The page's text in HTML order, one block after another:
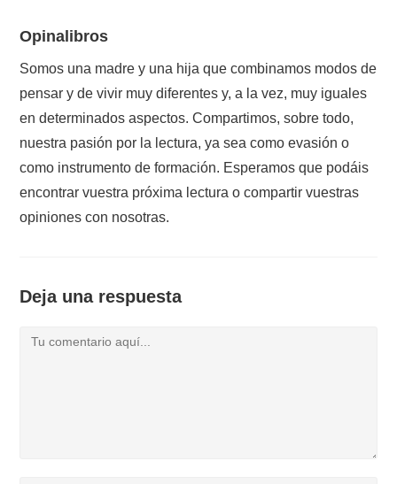
Opinalibros
Somos una madre y una hija que combinamos modos de
pensar y de vivir muy diferentes y, a la vez, muy iguales
en determinados aspectos. Compartimos, sobre todo,
nuestra pasión por la lectura, ya sea como evasión o
como instrumento de formación. Esperamos que podáis
encontrar vuestra próxima lectura o compartir vuestras
opiniones con nosotras.
Deja una respuesta
Comentario